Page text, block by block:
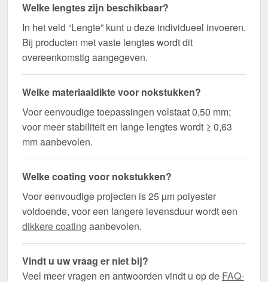
Welke lengtes zijn beschikbaar?
In het veld “Lengte” kunt u deze individueel invoeren.
Bij producten met vaste lengtes wordt dit
overeenkomstig aangegeven.
Welke materiaaldikte voor nokstukken?
Voor eenvoudige toepassingen volstaat 0,50 mm;
voor meer stabiliteit en lange lengtes wordt ≥ 0,63
mm aanbevolen.
Welke coating voor nokstukken?
Voor eenvoudige projecten is 25 µm polyester
voldoende, voor een langere levensduur wordt een
dikkere coating aanbevolen.
Vindt u uw vraag er niet bij?
Veel meer vragen en antwoorden vindt u op de FAQ-